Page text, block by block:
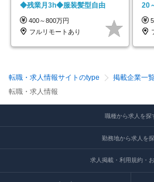
◆残業月3h◆服装髪型自由
400～800万円
フルリモートあり
20
転職・求人情報サイトのtype 掲載企業一
転職・求人情報
職種から求人を探
勤務地から求人を
求人掲載・利用規約・